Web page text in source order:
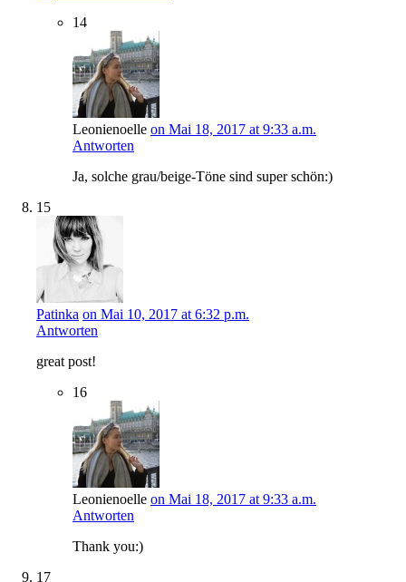
14
Leonienoelle on Mai 18, 2017 at 9:33 a.m.
Antworten
Ja, solche grau/beige-Töne sind super schön:)
15
Patinka on Mai 10, 2017 at 6:32 p.m.
Antworten
great post!
16
Leonienoelle on Mai 18, 2017 at 9:33 a.m.
Antworten
Thank you:)
17